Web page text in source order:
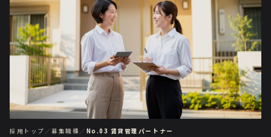
採用トップ ／募集職種／ No.03 賃貸管理パートナー